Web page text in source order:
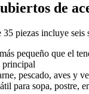
de
piezas incluye seis
ás pequeño que el
principal
pescado, aves y
para sopa, postre,